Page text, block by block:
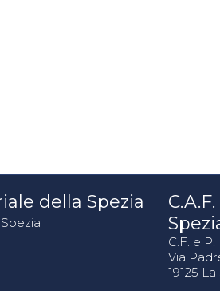
della Spezia
C.F. e P.
Via
19125